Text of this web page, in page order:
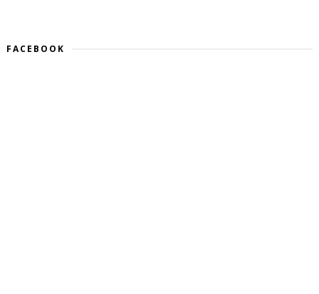
FACEBOOK